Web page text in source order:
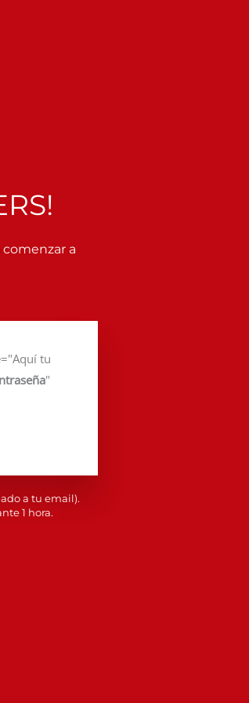
a
tu
"
a tu email).
1 hora.